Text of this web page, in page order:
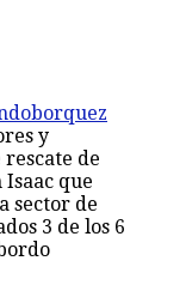
y
de
que
sector de
3 de los 6